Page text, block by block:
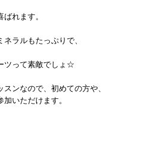
れます。
ラルもたっぷりで、
ツって素敵でしょ☆
ンなので、初めての方や、
いただけます。